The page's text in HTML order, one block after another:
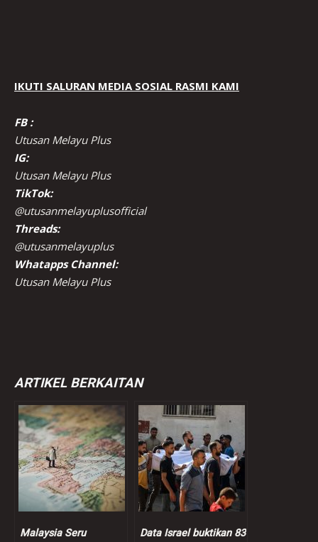
IKUTI SALURAN MEDIA SOSIAL RASMI KAMI
FB :
Utusan Melayu Plus
IG:
Utusan Melayu Plus
TikTok:
@utusanmelayuplusofficial
Threads:
@utusanmelayuplus
Whatapps Channel:
Utusan Melayu Plus
ARTIKEL BERKAITAN
Malaysia Seru
Data Israel buktikan 83